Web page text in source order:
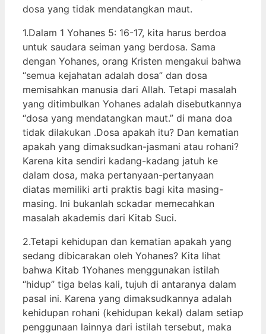
dosa yang tidak mendatangkan maut.
1.Dalam 1 Yohanes 5: 16-17, kita harus berdoa
untuk saudara seiman yang berdosa. Sama
dengan Yohanes, orang Kristen mengakui bahwa
“semua kejahatan adalah dosa” dan dosa
memisahkan manusia dari Allah. Tetapi masalah
yang ditimbulkan Yohanes adalah disebutkannya
“dosa yang mendatangkan maut.” di mana doa
tidak dilakukan .Dosa apakah itu? Dan kematian
apakah yang dimaksudkan-jasmani atau rohani?
Karena kita sendiri kadang-kadang jatuh ke
dalam dosa, maka pertanyaan-pertanyaan
diatas memiliki arti praktis bagi kita masing-
masing. Ini bukanlah sckadar memecahkan
masalah akademis dari Kitab Suci.
2.Tetapi kehidupan dan kematian apakah yang
sedang dibicarakan oleh Yohanes? Kita lihat
bahwa Kitab 1Yohanes menggunakan istilah
“hidup” tiga belas kali, tujuh di antaranya dalam
pasal ini. Karena yang dimaksudkannya adalah
kehidupan rohani (kehidupan kekal) dalam setiap
penggunaan lainnya dari istilah tersebut, maka